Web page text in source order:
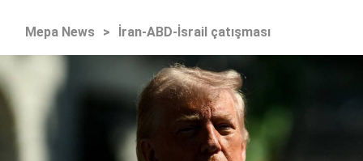
Mepa News > İran-ABD-İsrail çatışması